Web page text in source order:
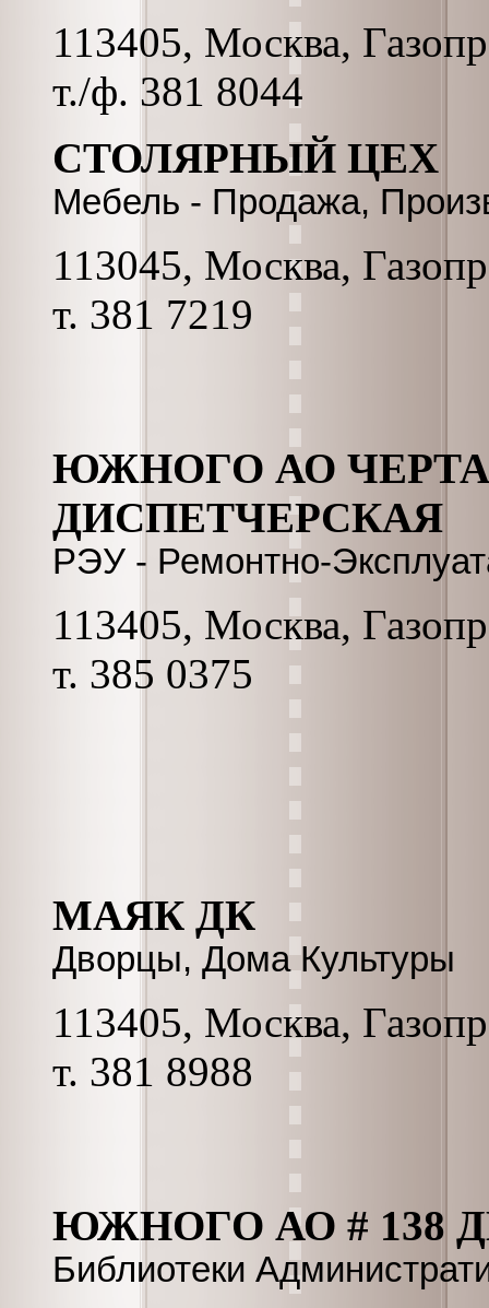
113405, Москва,
т./ф. 381 8044
СТОЛЯРНЫЙ ЦЕХ
Мебель - Продажа,
113045, Москва,
т. 381 7219
ЮЖНОГО АО
ДИСПЕТЧЕРСКАЯ
РЭУ - Ремонтно-
113405, Москва,
т. 385 0375
МАЯК ДК
Дворцы, Дома Культуры
113405, Москва,
т. 381 8988
ЮЖНОГО АО # 138
Библиотеки